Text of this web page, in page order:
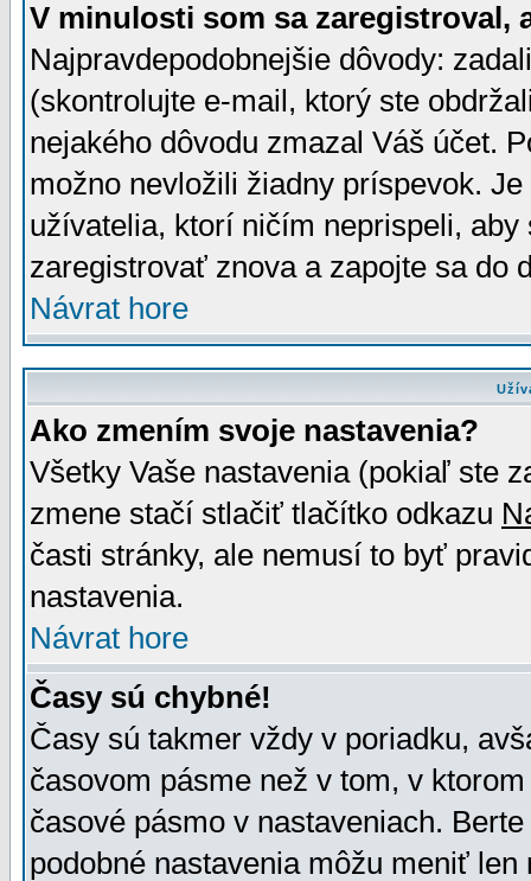
V minulosti som sa zaregistroval,
Najpravdepodobnejšie dôvody:
(skontrolujte e-mail, ktorý ste
nejakého dôvodu zmazal Váš účet.
možno nevložili žiadny príspevok.
užívatelia, ktorí ničím neprispeli,
zaregistrovať znova a zapojte sa do
Návrat hore
Ako zmením svoje nastavenia?
Všetky Vaše nastavenia (pokiaľ ste
zmene stačí stlačiť tlačítko odkazu
časti stránky, ale nemusí to byť
nastavenia.
Návrat hore
Časy sú chybné!
Časy sú takmer vždy v poriadku,
časovom pásme než v tom, v
časové pásmo v nastaveniach.
podobné nastavenia môžu meniť